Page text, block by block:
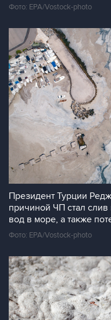
Фото: EPA/Vostock-photo
Президент Турции
причиной ЧП стал
вод в море, а также
Фото: EPA/Vostock-photo